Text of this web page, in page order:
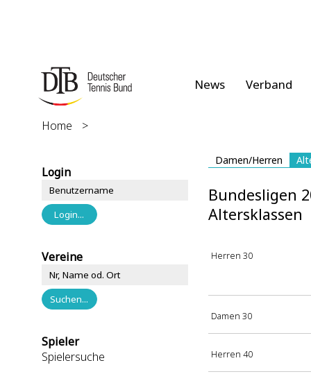
News Verband
Damen/Herren
Home >
Login
Vereine
Spieler
Spielersuche
Bundesligen
Altersklassen
Herren 30
Damen 30
Herren 40